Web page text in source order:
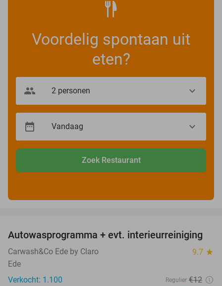
Voordelig spontaan uit
eten?
Zoek Restaurant
9%
Autowasprogramma + evt. interieurreiniging
Carwash&Co Ede by Claro 9.7 star
Ede
Verkocht: 1.100
Regulier €12